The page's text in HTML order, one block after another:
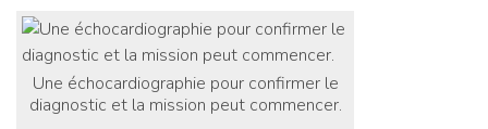
Une échocardiographie pour confirmer le
diagnostic et la mission peut commencer.